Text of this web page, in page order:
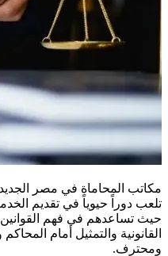
مكاتب المحاماة في مصر
تلعب دوراً حيوياً في تقديم
حيث تساعدهم في فهم القوانين
القانونية والتمثيل أمام
ومحترف.